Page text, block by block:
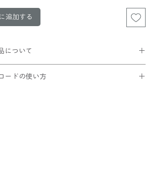
追加する
について
はクリックポスト配送が
ードの使い方